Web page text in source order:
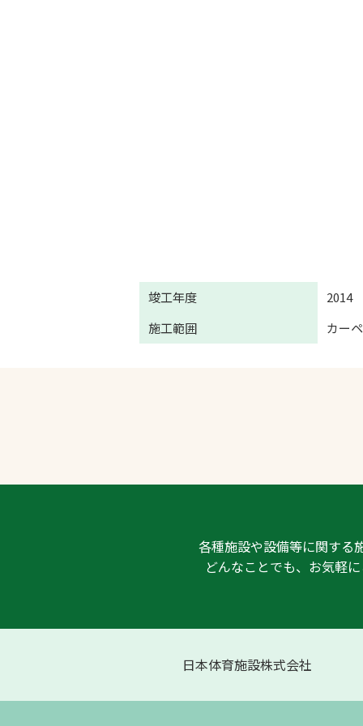
竣工年度
2014
施工範囲
カー
各種施設や設備等に関する
どんなことでも、お気軽
日本体育施設株式会社